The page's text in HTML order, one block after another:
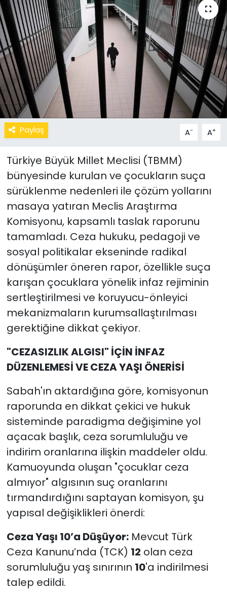
Paylaş A- A+
Türkiye Büyük Millet Meclisi (TBMM)
bünyesinde kurulan ve çocukların suça
sürüklenme nedenleri ile çözüm yollarını
masaya yatıran Meclis Araştırma
Komisyonu, kapsamlı taslak raporunu
tamamladı. Ceza hukuku, pedagoji ve
sosyal politikalar ekseninde radikal
dönüşümler öneren rapor, özellikle suça
karışan çocuklara yönelik infaz rejiminin
sertleştirilmesi ve koruyucu-önleyici
mekanizmaların kurumsallaştırılması
gerektiğine dikkat çekiyor.
"CEZASIZLIK ALGISI" İÇİN İNFAZ
DÜZENLEMESİ VE CEZA YAŞI ÖNERİSİ
Sabah'ın aktardığına göre, komisyonun
raporunda en dikkat çekici ve hukuk
sisteminde paradigma değişimine yol
açacak başlık, ceza sorumluluğu ve
indirim oranlarına ilişkin maddeler oldu.
Kamuoyunda oluşan "çocuklar ceza
almıyor" algısının suç oranlarını
tırmandırdığını saptayan komisyon, şu
yapısal değişiklikleri önerdi:
Ceza Yaşı 10’a Düşüyor:Mevcut Türk
Ceza Kanunu’nda (TCK) 12 olan ceza
sorumluluğu yaş sınırının 10'a indirilmesi
talep edildi.